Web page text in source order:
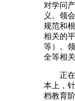
对学问
义。领
规范和
相关的
等）。
全等相
正在
本上，
档教育